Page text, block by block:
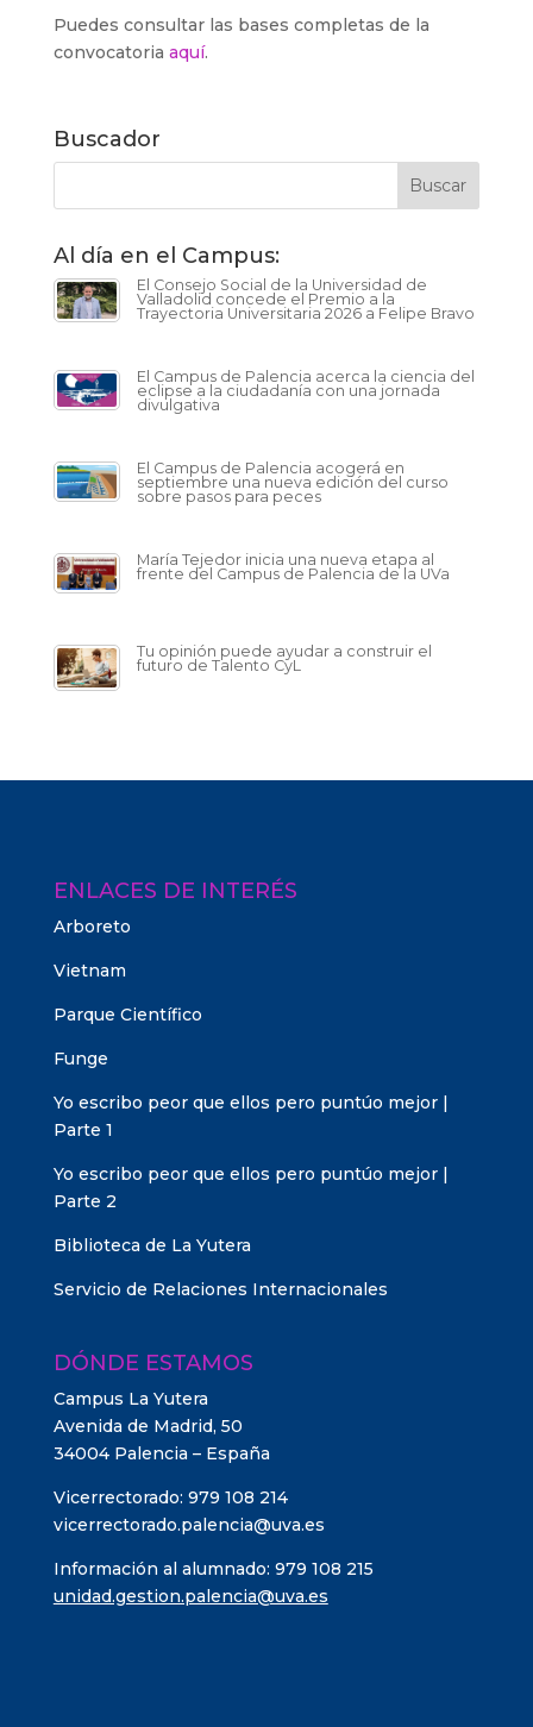
Puedes consultar las bases completas de la
convocatoria aquí.
Buscador
Al día en el Campus:
El Consejo Social de la Universidad de
Valladolid concede el Premio a la
Trayectoria Universitaria 2026 a Felipe Bravo
El Campus de Palencia acerca la ciencia del
eclipse a la ciudadanía con una jornada
divulgativa
El Campus de Palencia acogerá en
septiembre una nueva edición del curso
sobre pasos para peces
María Tejedor inicia una nueva etapa al
frente del Campus de Palencia de la UVa
Tu opinión puede ayudar a construir el
futuro de Talento CyL
ENLACES DE INTERÉS
Arboreto
Vietnam
Parque Científico
Funge
Yo escribo peor que ellos pero puntúo mejor |
Parte 1
Yo escribo peor que ellos pero puntúo mejor |
Parte 2
Biblioteca de La Yutera
Servicio de Relaciones Internacionales
DÓNDE ESTAMOS
Campus La Yutera
Avenida de Madrid, 50
34004 Palencia – España
Vicerrectorado: 979 108 214
vicerrectorado.palencia@uva.es
Información al alumnado: 979 108 215
unidad.gestion.palencia@uva.es